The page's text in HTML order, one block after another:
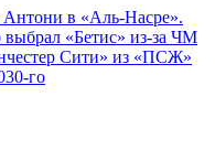
Антони в «Аль-Насре».
выбрал «Бетис» из-за ЧМ
Сити» из «ПСЖ»
го